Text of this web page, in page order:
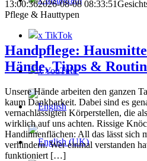
x TikTok
x YouTube
13:00:362026-08-08 08:33:51
Pflege & Hauttypen
Handpflege:
Hände, Tipps &
Unsere Hände arbeiten den ganzen
kaum Dankbarkeit. Dabei sind es
vernachlässigten Körperstellen, die
wirklich auf uns achten. Rissige
Handinnenflächen: All das lässt sich
verhindern. Wer einmal verstanden
funktioniert […]